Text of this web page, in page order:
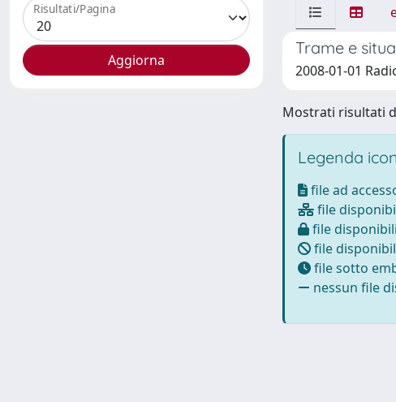
Risultati/Pagina
Trame e
2008-01-01
Mostrati risultati
Legenda
file ad
file
file
file
file sotto
nessun file